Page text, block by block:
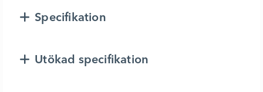
Specifikation
Utökad specifikation